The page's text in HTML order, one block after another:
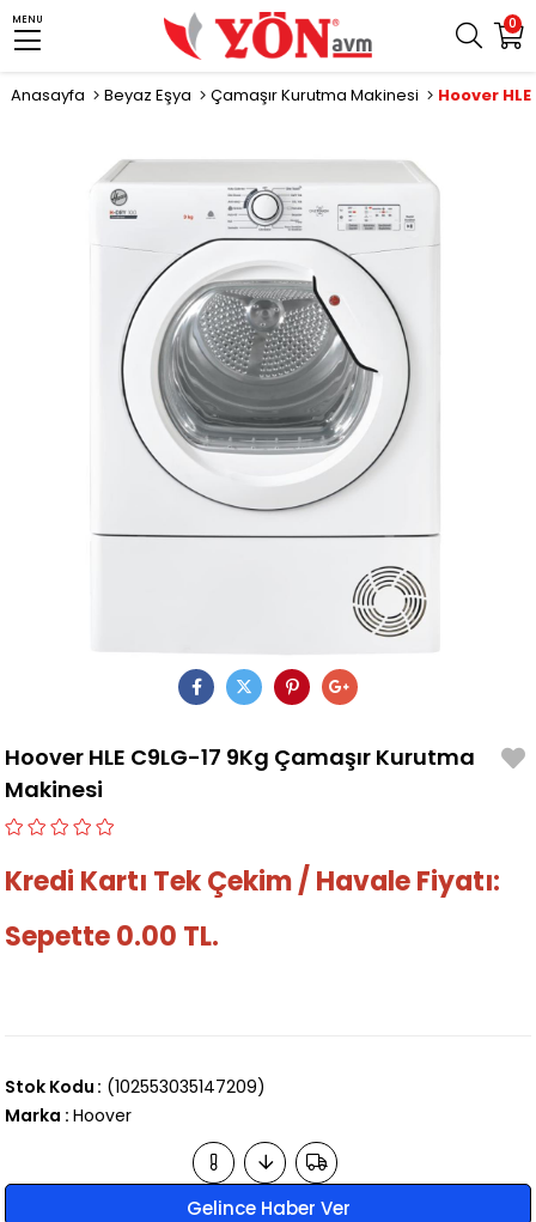
0
MENU
Anasayfa Beyaz Eşya Çamaşır Kurutma Makinesi
Hoover HLE C9LG-17 9Kg Çamaşır Kurutma
Makinesi
Kredi Kartı Tek Çekim / Havale Fiyatı:
Sepette 0.00 TL.
(102553035147209)
Stok Kodu
Marka : Hoover
Gelince Haber Ver